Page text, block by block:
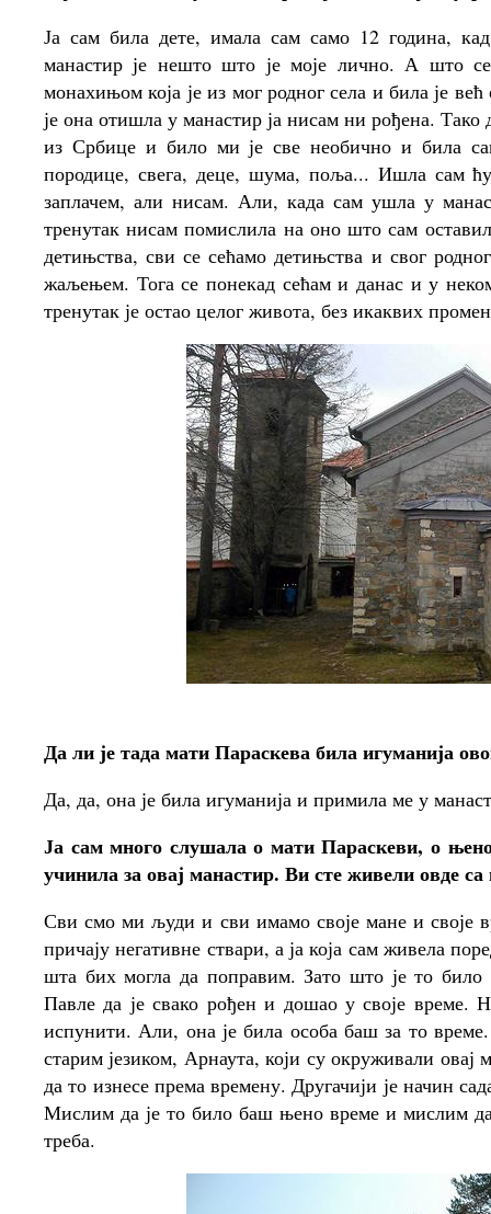
Ја сам била дете, имала сам само 12 година,
манастир је нешто што је моје лично. А што
монахињом која је из мог родног села и била је
је она отишла у манастир ја нисам ни рођена.
из Србице и било ми је све необично и била
породице, свега, деце, шума, поља... Ишла сам
заплачем, али нисам. Али, када сам ушла у
тренутак нисам помислила на оно што сам
детињства, сви се сећамо детињства и свог
жаљењем. Тога се понекад сећам и данас и у
тренутак је остао целог живота, без икаквих
Да ли је тада мати Параскева била игуманија
Да, да, она је била игуманија и примила ме у
Ја сам много слушала о мати Параскеви, о
учинила за овај манастир. Ви сте живели овде
Сви смо ми људи и сви имамо своје мане и своје
причају негативне ствари, а ја која сам живела
шта бих могла да поправим. Зато што је то
Павле да је свако рођен и дошао у своје време.
испунити. Али, она је била особа баш за то
старим језиком, Арнаута, који су окруживали
да то изнесе према времену. Другачији је начин
Мислим да је то било баш њено време и мислим да
треба.